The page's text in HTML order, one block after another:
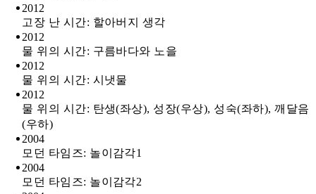
2012
고장 난 시간: 할아버지 생각
2012
물 위의 시간: 구름바다와 노을
2012
물 위의 시간: 시냇물
2012
물 위의 시간: 탄생(좌상), 성장(우상), 성숙(좌하), 깨달음
(우하)
2004
모던 타임즈: 놀이감각1
2004
모던 타임즈: 놀이감각2